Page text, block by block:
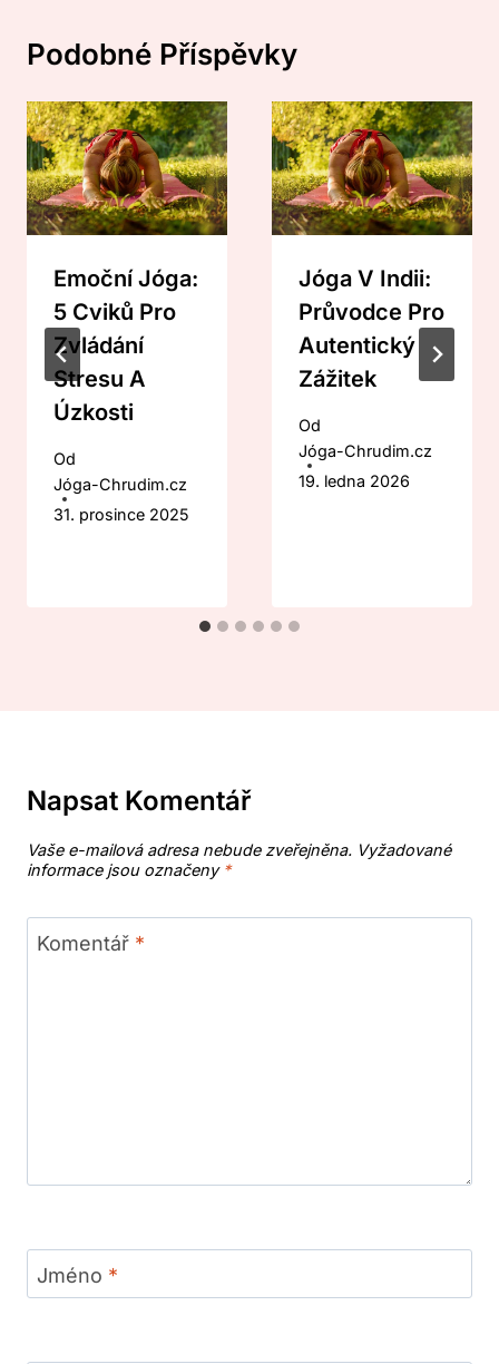
Podobné Příspěvky
Emoční Jóga:
5 Cviků Pro
Zvládání
Stresu A
Úzkosti
Od
Jóga-Chrudim.cz
31. prosince 2025
Jóga V Indii:
Průvodce Pro
Autentický
Zážitek
Od
Jóga-Chrudim.cz
19. ledna 2026
Napsat Komentář
Vaše e-mailová adresa nebude zveřejněna. Vyžadované
informace jsou označeny *
Komentář *
Jméno *